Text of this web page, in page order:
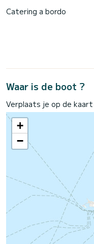
Catering a bordo
Waar is de boot ?
Verplaats je op de
+
−